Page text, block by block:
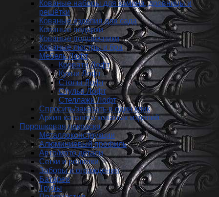
Кованые наборы для камина, дровницы и
решётки
Кованые изделия для сада
Кованые подарки
Кованые подсвечники
Кованые люстры и бра
Мебель Лофт
Кровати Лофт
Кухни Лофт
Столы Лофт
Стулья Лофт
Стеллажи Лофт
Спросить/заказать в один клик
Архив каталога кованых изделий
Порошковая покраска
Металлоконструкции
Алюминиевый профиль
Авто/мото детали
Сетки и решетки
Заборы и ограждения
Батареи
Трубы